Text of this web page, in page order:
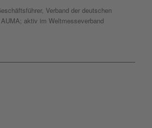
Verband der deutschen
aktiv im Weltmesseverband